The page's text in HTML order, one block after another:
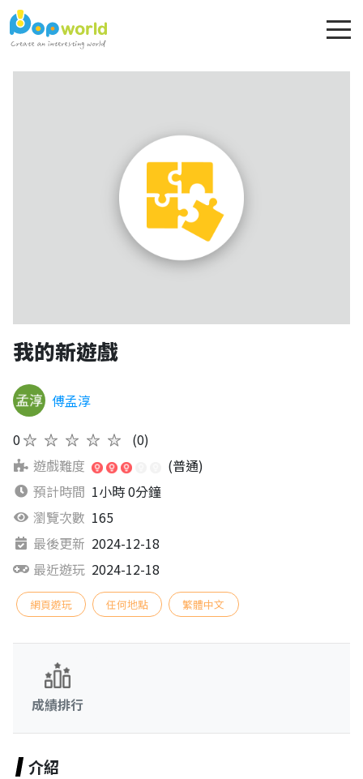
我的新遊戲
傅孟淳
0★★★★★
(0)
遊戲難度
(普通)
預計時間 1小時 0分鐘
瀏覽次數 165
最後更新 2024-12-18
最近遊玩 2024-12-18
網頁遊玩 任何地點 繁體中文
成績排行
介紹